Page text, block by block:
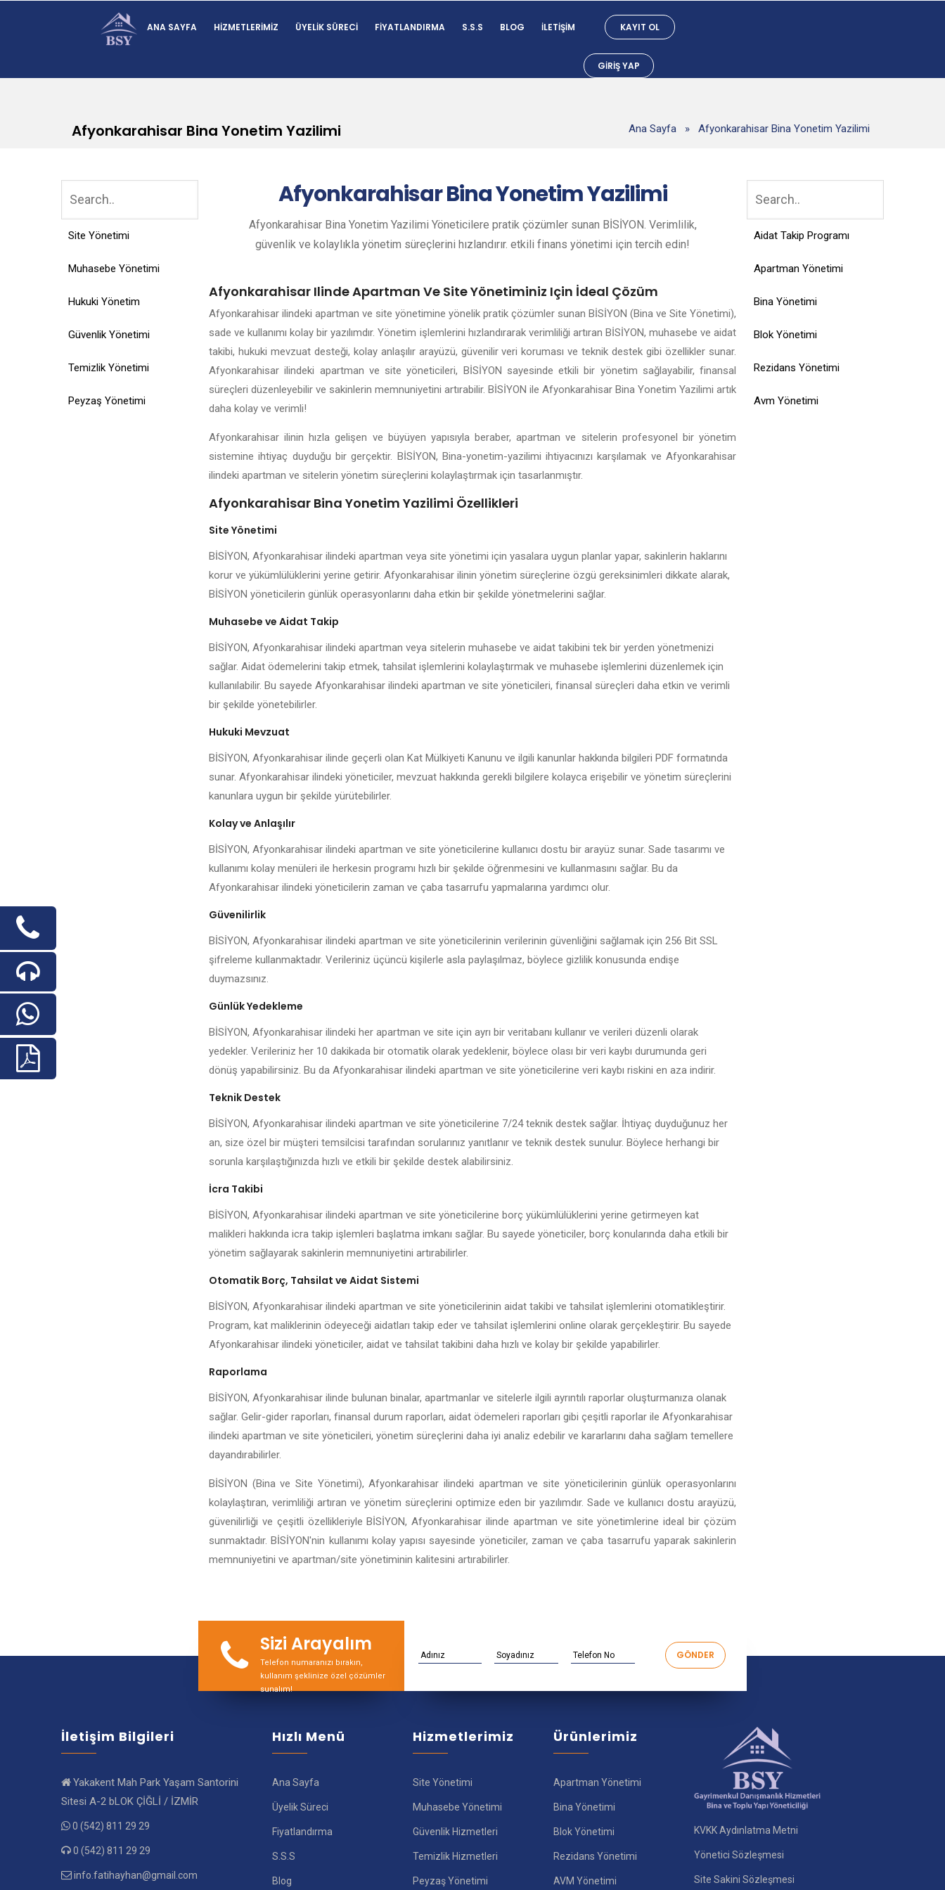
ANA SAYFA HIZMETLERIMIZ ÜYELIK SÜRECI FIYATLANDIRMA S.S.S BLOG İLETIŞIM KAYIT OL
GIRIŞ YAP
Afyonkarahisar Bina Yonetim Yazilimi Ana Sayfa » Afyonkarahisar Bina Yonetim Yazilimi
Site Yönetimi
Muhasebe Yönetimi
Hukuki Yönetim
Güvenlik Yönetimi
Temizlik Yönetimi
Peyzaş Yönetimi
AfyonkarahisarBina Yonetim Yazilimi
Afyonkarahisar Bina Yonetim Yazilimi Yöneticilere pratik çözümler sunan BİSİYON. Verimlilik,
güvenlik ve kolaylıkla yönetim süreçlerini hızlandırır. etkili finans yönetimi için tercih edin!
Afyonkarahisar Ilinde Apartman Ve Site Yönetiminiz Için İdeal Çözüm
Afyonkarahisar ilindeki apartman ve site yönetimine yönelik pratik çözümler sunan BİSİYON (Bina ve Site Yönetimi),
sade ve kullanımı kolay bir yazılımdır. Yönetim işlemlerini hızlandırarak verimliliği artıran BİSİYON, muhasebe ve aidat
takibi, hukuki mevzuat desteği, kolay anlaşılır arayüzü, güvenilir veri koruması ve teknik destek gibi özellikler sunar.
Afyonkarahisar ilindeki apartman ve site yöneticileri, BİSİYON sayesinde etkili bir yönetim sağlayabilir, finansal
süreçleri düzenleyebilir ve sakinlerin memnuniyetini artırabilir. BİSİYON ile Afyonkarahisar Bina Yonetim Yazilimi artık
daha kolay ve verimli!
Afyonkarahisar ilinin hızla gelişen ve büyüyen yapısıyla beraber, apartman ve sitelerin profesyonel bir yönetim
sistemine ihtiyaç duyduğu bir gerçektir. BİSİYON, Bina-yonetim-yazilimi ihtiyacınızı karşılamak ve Afyonkarahisar
ilindeki apartman ve sitelerin yönetim süreçlerini kolaylaştırmak için tasarlanmıştır.
Afyonkarahisar Bina Yonetim Yazilimi Özellikleri
Site Yönetimi
BİSİYON, Afyonkarahisar ilindeki apartman veya site yönetimi için yasalara uygun planlar yapar, sakinlerin haklarını
korur ve yükümlülüklerini yerine getirir. Afyonkarahisar ilinin yönetim süreçlerine özgü gereksinimleri dikkate alarak,
BİSİYON yöneticilerin günlük operasyonlarını daha etkin bir şekilde yönetmelerini sağlar.
Muhasebe ve Aidat Takip
BİSİYON, Afyonkarahisar ilindeki apartman veya sitelerin muhasebe ve aidat takibini tek bir yerden yönetmenizi
sağlar. Aidat ödemelerini takip etmek, tahsilat işlemlerini kolaylaştırmak ve muhasebe işlemlerini düzenlemek için
kullanılabilir. Bu sayede Afyonkarahisar ilindeki apartman ve site yöneticileri, finansal süreçleri daha etkin ve verimli
bir şekilde yönetebilirler.
Hukuki Mevzuat
BİSİYON, Afyonkarahisar ilinde geçerli olan Kat Mülkiyeti Kanunu ve ilgili kanunlar hakkında bilgileri PDF formatında
sunar. Afyonkarahisar ilindeki yöneticiler, mevzuat hakkında gerekli bilgilere kolayca erişebilir ve yönetim süreçlerini
kanunlara uygun bir şekilde yürütebilirler.
Kolay ve Anlaşılır
BİSİYON, Afyonkarahisar ilindeki apartman ve site yöneticilerine kullanıcı dostu bir arayüz sunar. Sade tasarımı ve
kullanımı kolay menüleri ile herkesin programı hızlı bir şekilde öğrenmesini ve kullanmasını sağlar. Bu da
Afyonkarahisar ilindeki yöneticilerin zaman ve çaba tasarrufu yapmalarına yardımcı olur.
Güvenilirlik
BİSİYON, Afyonkarahisar ilindeki apartman ve site yöneticilerinin verilerinin güvenliğini sağlamak için 256 Bit SSL
şifreleme kullanmaktadır. Verileriniz üçüncü kişilerle asla paylaşılmaz, böylece gizlilik konusunda endişe
duymazsınız.
Günlük Yedekleme
BİSİYON, Afyonkarahisar ilindeki her apartman ve site için ayrı bir veritabanı kullanır ve verileri düzenli olarak
yedekler. Verileriniz her 10 dakikada bir otomatik olarak yedeklenir, böylece olası bir veri kaybı durumunda geri
dönüş yapabilirsiniz. Bu da Afyonkarahisar ilindeki apartman ve site yöneticilerine veri kaybı riskini en aza indirir.
Teknik Destek
BİSİYON, Afyonkarahisar ilindeki apartman ve site yöneticilerine 7/24 teknik destek sağlar. İhtiyaç duyduğunuz her
an, size özel bir müşteri temsilcisi tarafından sorularınız yanıtlanır ve teknik destek sunulur. Böylece herhangi bir
sorunla karşılaştığınızda hızlı ve etkili bir şekilde destek alabilirsiniz.
İcra Takibi
BİSİYON, Afyonkarahisar ilindeki apartman ve site yöneticilerine borç yükümlülüklerini yerine getirmeyen kat
malikleri hakkında icra takip işlemleri başlatma imkanı sağlar. Bu sayede yöneticiler, borç konularında daha etkili bir
yönetim sağlayarak sakinlerin memnuniyetini artırabilirler.
Otomatik Borç, Tahsilat ve Aidat Sistemi
BİSİYON, Afyonkarahisar ilindeki apartman ve site yöneticilerinin aidat takibi ve tahsilat işlemlerini otomatikleştirir.
Program, kat maliklerinin ödeyeceği aidatları takip eder ve tahsilat işlemlerini online olarak gerçekleştirir. Bu sayede
Afyonkarahisar ilindeki yöneticiler, aidat ve tahsilat takibini daha hızlı ve kolay bir şekilde yapabilirler.
Raporlama
BİSİYON, Afyonkarahisar ilinde bulunan binalar, apartmanlar ve sitelerle ilgili ayrıntılı raporlar oluşturmanıza olanak
sağlar. Gelir-gider raporları, finansal durum raporları, aidat ödemeleri raporları gibi çeşitli raporlar ile Afyonkarahisar
ilindeki apartman ve site yöneticileri, yönetim süreçlerini daha iyi analiz edebilir ve kararlarını daha sağlam temellere
dayandırabilirler.
BİSİYON (Bina ve Site Yönetimi), Afyonkarahisar ilindeki apartman ve site yöneticilerinin günlük operasyonlarını
kolaylaştıran, verimliliği artıran ve yönetim süreçlerini optimize eden bir yazılımdır. Sade ve kullanıcı dostu arayüzü,
güvenilirliği ve çeşitli özellikleriyle BİSİYON, Afyonkarahisar ilinde apartman ve site yönetimlerine ideal bir çözüm
sunmaktadır. BİSİYON'nin kullanımı kolay yapısı sayesinde yöneticiler, zaman ve çaba tasarrufu yaparak sakinlerin
memnuniyetini ve apartman/site yönetiminin kalitesini artırabilirler.
Aidat Takip Programı
Apartman Yönetimi
Bina Yönetimi
Blok Yönetimi
Rezidans Yönetimi
Avm Yönetimi
Sizi Arayalım
Telefon numaranızı bırakın,
kullanım şeklinize özel çözümler
sunalım!
İletişim Bilgileri
Yakakent Mah Park Yaşam Santorini
Sitesi A-2 bLOK ÇİĞLİ / İZMİR
0 (542) 811 29 29
0 (542) 811 29 29
info.fatihayhan@gmail.com
Hızlı Menü
Ana Sayfa
Üyelik Süreci
Fiyatlandırma
S.S.S
Blog
Hizmetlerimiz
Site Yönetimi
Muhasebe Yönetimi
Güvenlik Hizmetleri
Temizlik Hizmetleri
Peyzaş Yönetimi
Ürünlerimiz
Apartman Yönetimi
Bina Yönetimi
Blok Yönetimi
Rezidans Yönetimi
AVM Yönetimi
KVKK Aydınlatma Metni
Yönetici Sözleşmesi
Site Sakini Sözleşmesi